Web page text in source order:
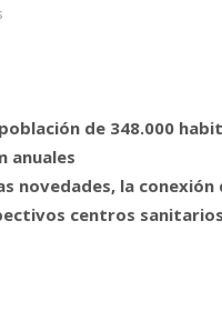
de 348.000
anuales
novedades, la
centros